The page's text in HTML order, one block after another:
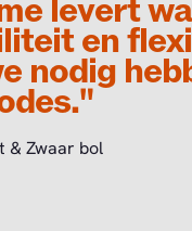
levert
en
nodig
& Zwaar bol